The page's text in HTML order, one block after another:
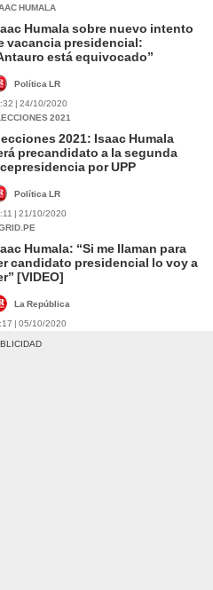
HUMALA
Humala sobre nuevo intento
vacancia presidencial:
está equivocado”
Política LR
| 24/10/2020
2021
2021: Isaac Humala
precandidato a la segunda
por UPP
Política LR
| 21/10/2020
Humala: “Si me llaman para
candidato presidencial lo voy a
[VIDEO]
La República
| 05/10/2020